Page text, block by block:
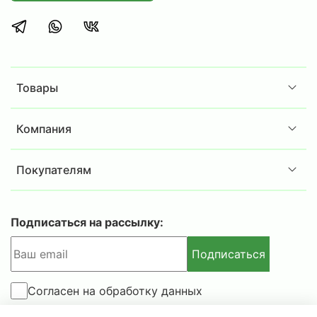
Эргономичный и лаконичный дизайн
· Легкость ухода и эксплуатации: поверхность
устойчива к царапинам, легко очищается от
· Сборка:шкафы поставляются в разобранном
и винтов (входят в комплект) и простого
инструмента.
Внимание!
Товары
Компания
Покупателям
Подписаться на рассылку:
Подписаться
Согласен на обработку данных